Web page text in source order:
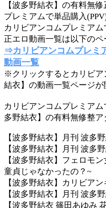
【波多野結衣】の有料無
プレミアムで単品購入
カリビアンコムプレミア
正エロ動画一覧は以下のペ
⇒カリビアンコムプレミ
動画一覧
※クリックするとカリビア
結衣】の動画一覧ページが
カリビアンコムプレミア
多野結衣】の有料無修整ア
【波多野結衣】月刊 波多
【波多野結衣】月刊 波多
【波多野結衣】フェロモ
童貞じゃなかったの？~
【波多野結衣】カリビア
【波多野結衣】月刊 波多
【波多野結衣 篠田あゆみ